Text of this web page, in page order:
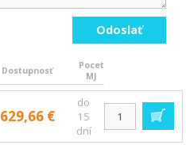
Odoslať
Dostupnosť
Pocet
MJ
629,66 €
do
15
dní